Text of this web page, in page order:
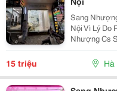
Sang
Nội Vì Lý Do
Nhượng Cs
Xuân, Hà
&Ndash;
15 triệu Hà